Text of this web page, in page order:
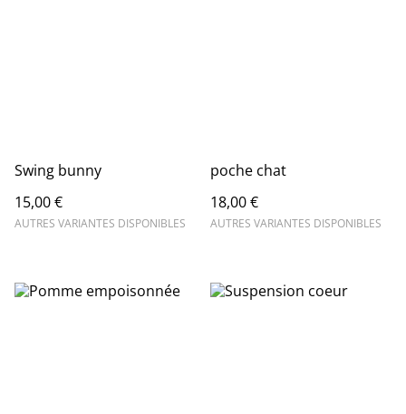
Swing bunny
15,00 €
AUTRES VARIANTES DISPONIBLES
poche chat
18,00 €
AUTRES VARIANTES DISPONIBLES